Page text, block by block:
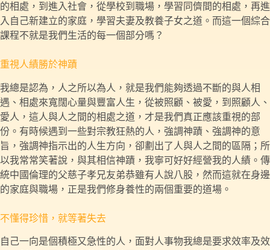
的相處，到進入社會，從學校到職場，學習同儕間的相處，再進
入自己新建立的家庭，學習夫妻及教養子女之道。而這一個綜合
課程不就是我們生活的每一個部分嗎？
重視人績勝於神蹟
我總是認為，人之所以為人，就是我們能夠透過不斷的與人相
遇、相處來寬闊心量與豐富人生，從被照顧、被愛，到照顧人、
愛人，這人與人之間的相處之道，才是我們真正應該重視的部
份。有時候遇到一些對宗教狂熱的人，強調神蹟、強調神的意
旨，強調神指示出的人生方向，卻劃出了人與人之間的區隔；所
以我常常笑著說，與其相信神蹟，我寧可好好經營我的人績。傳
統中國倫理的父慈子孝兄友弟恭雖有人說八股，然而這就在身邊
的家庭與職場，正是我們修身養性的兩個重要的道場。
不懂得珍惜，就等著失去
自己一向是個積極又急性的人，面對人事物我總是要求效率及效